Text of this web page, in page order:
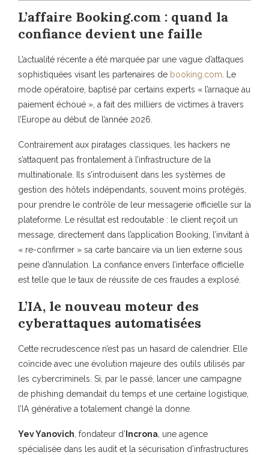
L’affaire Booking.com : quand la
confiance devient une faille
L’actualité récente a été marquée par une vague d’attaques
sophistiquées visant les partenaires de booking.com. Le
mode opératoire, baptisé par certains experts « l’arnaque au
paiement échoué », a fait des milliers de victimes à travers
l’Europe au début de l’année 2026.
Contrairement aux piratages classiques, les hackers ne
s’attaquent pas frontalement à l’infrastructure de la
multinationale. Ils s’introduisent dans les systèmes de
gestion des hôtels indépendants, souvent moins protégés,
pour prendre le contrôle de leur messagerie officielle sur la
plateforme. Le résultat est redoutable : le client reçoit un
message, directement dans l’application Booking, l’invitant à
« re-confirmer » sa carte bancaire via un lien externe sous
peine d’annulation. La confiance envers l’interface officielle
est telle que le taux de réussite de ces fraudes a explosé.
L’IA, le nouveau moteur des
cyberattaques automatisées
Cette recrudescence n’est pas un hasard de calendrier. Elle
coïncide avec une évolution majeure des outils utilisés par
les cybercriminels. Si, par le passé, lancer une campagne
de phishing demandait du temps et une certaine logistique,
l’IA générative a totalement changé la donne.
Yev Yanovich, fondateur d’ Incrona, une agence
spécialisée dans les audit et la sécurisation d’infrastructures